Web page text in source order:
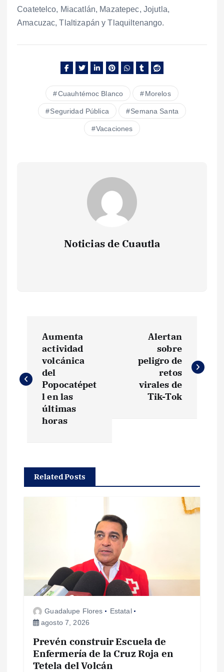
Coatetelco, Miacatlán, Mazatepec, Jojutla,
Amacuzac, Tlaltizapán y Tlaquiltenango.
Cuauhtémoc Blanco Morelos
Seguridad Pública Semana Santa
Vacaciones
Noticias de Cuautla
v
c
e
Aumenta
actividad
volcánica
del
Popocatépet
l en las
últimas
horas
Alertan
sobre
peligro de
retos
virales de
Tik-Tok
Related Posts
Guadalupe Flores
Estatal
agosto 7, 2026
Prevén construir Escuela de
Enfermería de la Cruz Roja en
Tetela del Volcán